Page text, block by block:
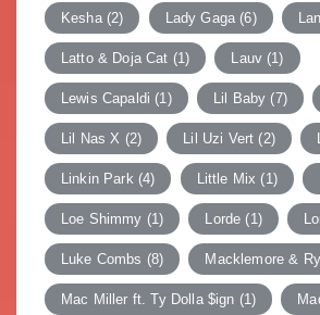
Kesha(2) Lady Gaga (6)
Latto & Doja Cat (1) Lauv (1)
Lewis Capaldi (1) Lil Baby (7)
Lil Nas X (2) Lil Uzi Vert (2)
Linkin Park (4) Little Mix (1)
Loe Shimmy (1) Lorde (1)
Luke Combs (8) Macklemore &
Mac Miller ft. Ty Dolla $ign (1)